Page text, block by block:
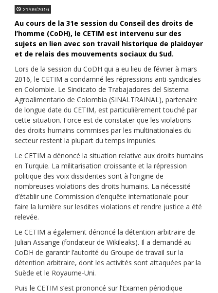
21/09/2016
Au cours de la 31e session du Conseil des droits de
l’homme (CoDH), le CETIM est intervenu sur des
sujets en lien avec son travail historique de plaidoyer
et de relais des mouvements sociaux du Sud.
Lors de la session du CoDH qui a eu lieu de février à mars
2016, le CETIM a condamné les répressions anti-syndicales
en Colombie. Le Sindicato de Trabajadores del Sistema
Agroalimentario de Colombia (SINALTRAINAL), partenaire
de longue date du CETIM, est particulièrement touché par
cette situation. Force est de constater que les violations
des droits humains commises par les multinationales du
secteur restent la plupart du temps impunies.
Le CETIM a dénoncé la situation relative aux droits humains
en Turquie. La militarisation croissante et la répression
politique des voix dissidentes sont à l’origine de
nombreuses violations des droits humains. La nécessité
d’établir une Commission d’enquête internationale pour
faire la lumière sur lesdites violations et rendre justice a été
relevée.
Le CETIM a également dénoncé la détention arbitraire de
Julian Assange (fondateur de Wikileaks). Il a demandé au
CoDH de garantir l’autorité du Groupe de travail sur la
détention arbitraire, dont les activités sont attaquées par la
Suède et le Royaume-Uni.
Puis le CETIM s’est prononcé sur l’Examen périodique